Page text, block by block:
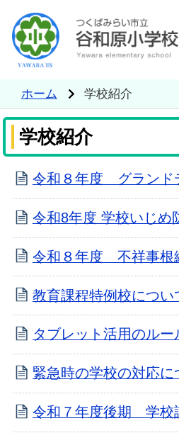
ホーム 学校紹介
学校紹介
令和８年度 グランド
令和8年度 学校いじめ
令和８年度 不祥事根
教育課程特例校につい
タブレット活用のルー
緊急時の学校の対応に
令和７年度後期 学校